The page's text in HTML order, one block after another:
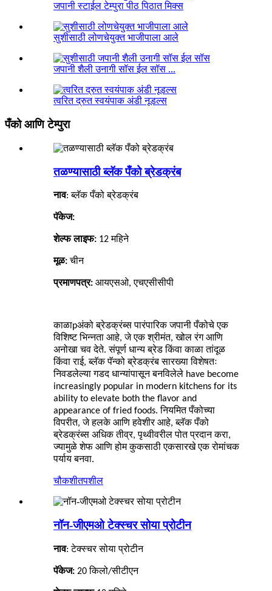
जपानी स्टाईल टेम्पुरा पीठ पिठात मिक्स
सुशीसाठी लोणचेयुक्त भाजीपाला आले
जपानी शैली उनागी सॉस ईल सॉस ...
त्वरित द्रुत स्वयंपाक अंडी नूडल्स
पँको आणि टेम्पुरा
तळण्यासाठी ब्लॅक पँको ब्रेडक्रंब
नाव:ब्लॅक पँको ब्रेडक्रंब
पॅकेज:
शेल्फ लाइफ: 12 महिने
मूळ: चीन
प्रमाणपत्र: आयएसओ, एचएसीसीपी
काळाpअंको ब्रेडक्रंब्स पारंपारिक जपानी पँकोचे एक
विशिष्ट भिन्नता आहे, जे एक श्रीमंत, खोल रंग आणि
अनोखा चव देते. संपूर्ण धान्य ब्रेड किंवा काळा तांदूळ
किंवा राई, ब्लॅक पॅन्को ब्रेडक्रंब सारख्या विशेषतः
निवडलेल्या गडद धान्यांपासून बनविलेले have become
increasingly popular in modern kitchens for its
ability to elevate both the flavor and
appearance of fried foods. नियमित पँकोच्या
विपरीत, जे हलके आणि हवेशीर आहे, ब्लॅक पँको
ब्रेडक्रंब्स अधिक तीव्र, पृथ्वीवरील पोत प्रदान करा,
ज्यामुळे शेफ आणि होम कुकसाठी एकसारखे एक रोमांचक
पर्याय बनवा.
चौकशीतपशील
नॉन-जीएमओ टेक्स्चर सोया प्रोटीन
नाव: टेक्स्चर सोया प्रोटीन
पॅकेज: 20 किलो/सीटीएन